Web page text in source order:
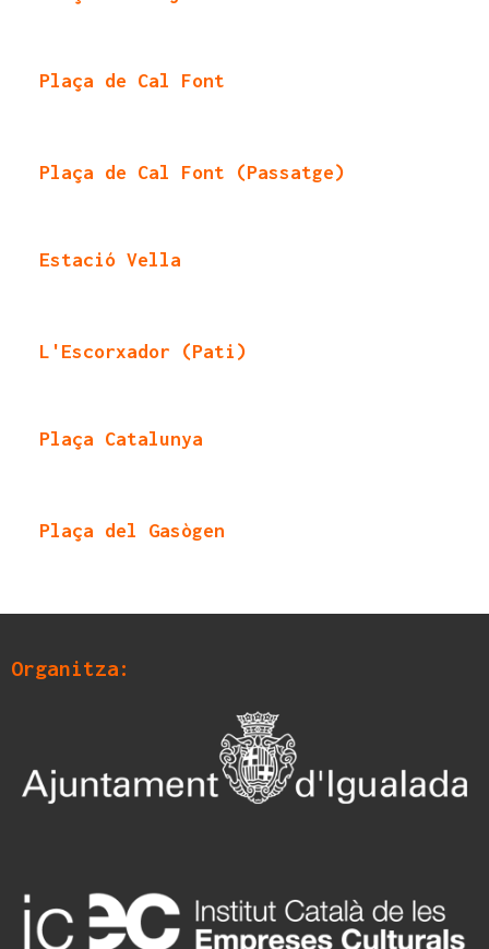
Plaça de Cal Font
Plaça de Cal Font (Passatge)
Estació Vella
L'Escorxador (Pati)
Plaça Catalunya
Plaça del Gasògen
Organitza: